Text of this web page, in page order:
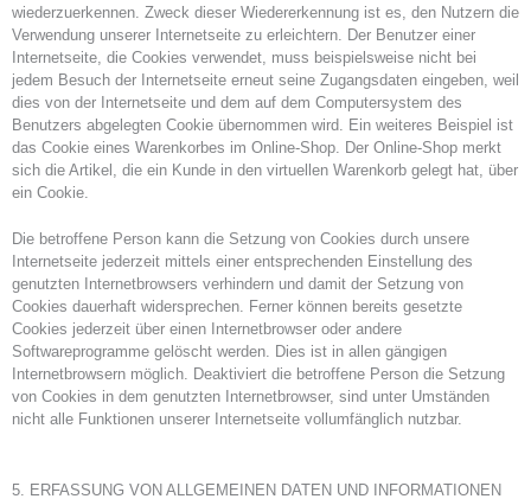
wiederzuerkennen. Zweck dieser Wiedererkennung ist es, den Nutzern die
Verwendung unserer Internetseite zu erleichtern. Der Benutzer einer
Internetseite, die Cookies verwendet, muss beispielsweise nicht bei
jedem Besuch der Internetseite erneut seine Zugangsdaten eingeben, weil
dies von der Internetseite und dem auf dem Computersystem des
Benutzers abgelegten Cookie übernommen wird. Ein weiteres Beispiel ist
das Cookie eines Warenkorbes im Online-Shop. Der Online-Shop merkt
sich die Artikel, die ein Kunde in den virtuellen Warenkorb gelegt hat, über
ein Cookie.
Die betroffene Person kann die Setzung von Cookies durch unsere
Internetseite jederzeit mittels einer entsprechenden Einstellung des
genutzten Internetbrowsers verhindern und damit der Setzung von
Cookies dauerhaft widersprechen. Ferner können bereits gesetzte
Cookies jederzeit über einen Internetbrowser oder andere
Softwareprogramme gelöscht werden. Dies ist in allen gängigen
Internetbrowsern möglich. Deaktiviert die betroffene Person die Setzung
von Cookies in dem genutzten Internetbrowser, sind unter Umständen
nicht alle Funktionen unserer Internetseite vollumfänglich nutzbar.
5. ERFASSUNG VON ALLGEMEINEN DATEN UND INFORMATIONEN